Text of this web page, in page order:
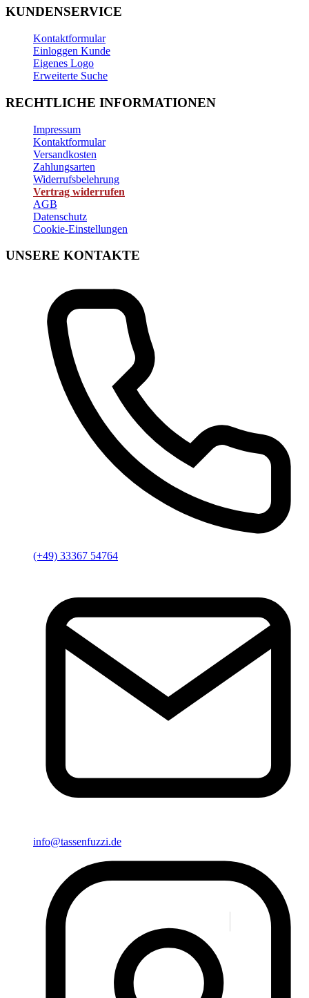
KUNDENSERVICE
Kontaktformular
Einloggen Kunde
Eigenes Logo
Erweiterte Suche
RECHTLICHE INFORMATIONEN
Impressum
Kontaktformular
Versandkosten
Zahlungsarten
Widerrufsbelehrung
Vertrag widerrufen
AGB
Datenschutz
Cookie-Einstellungen
UNSERE KONTAKTE
(+49) 33367 54764
info@tassenfuzzi.de